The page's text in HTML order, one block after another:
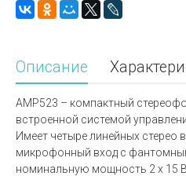
Описание
AMP523 – компактный
встроенной системой
Имеет четыре линейных стерео
микрофонный вход с
номинальную мощность 2 x 15